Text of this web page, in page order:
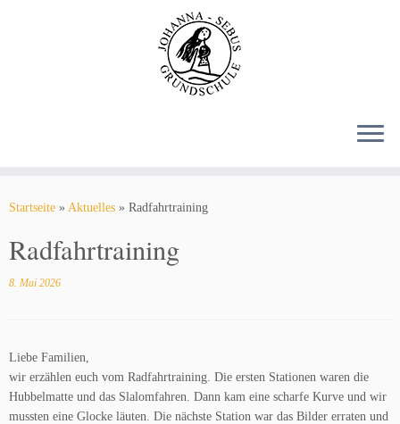
Startseite » Aktuelles » Radfahrtraining
Radfahrtraining
8. Mai 2026
Liebe Familien,
wir erzählen euch vom Radfahrtraining. Die ersten Stationen waren die
Hubbelmatte und das Slalomfahren. Dann kam eine scharfe Kurve und wir
mussten eine Glocke läuten. Die nächste Station war das Bilder erraten und